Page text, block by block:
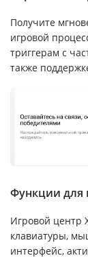
Получите
игровой
триггерам с
также
Функции для
Игровой центр
клавиатуры,
интерфейс,